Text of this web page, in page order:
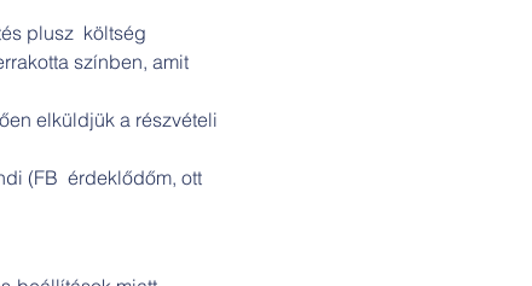
plusz  költség
színben, amit
elküldjük a részvételi
(FB  érdeklődőm, ott